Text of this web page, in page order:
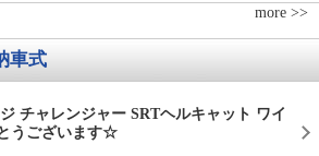
more >>
車式
チャレンジャー SRTヘルキャット ワイ
うございます☆